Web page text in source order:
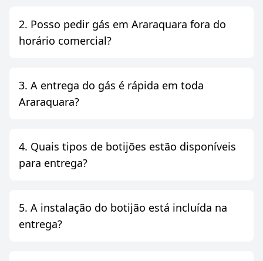
2. Posso pedir gás em Araraquara fora do
horário comercial?
3. A entrega do gás é rápida em toda
Araraquara?
4. Quais tipos de botijões estão disponíveis
para entrega?
5. A instalação do botijão está incluída na
entrega?